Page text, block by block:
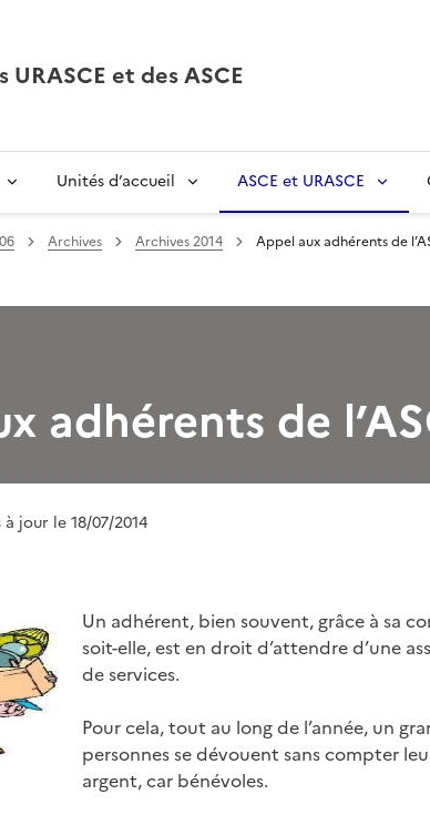
et des ASCE
Unités d’accueil ASCE et URASCE
Archives Archives 2014 Appel aux adhérents de
adhérents de
à jour le 18/07/2014
Un adhérent, bien souvent, grâce à sa
soit-elle, est en droit d’attendre d’une
de services.
Pour cela, tout au long de l’année, un
personnes se dévouent sans compter
argent, car bénévoles.